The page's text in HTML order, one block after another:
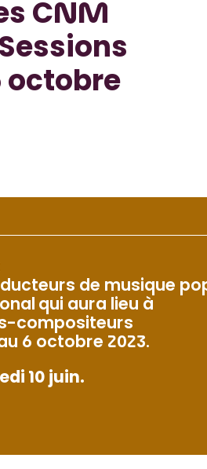
CNM
octobre
de musique
qui aura lieu à
compositeurs
6 octobre 2023.
10 juin.